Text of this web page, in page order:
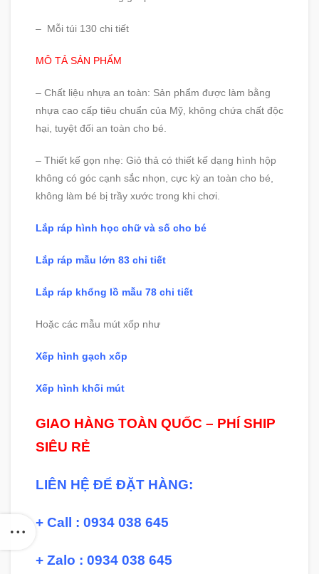
– Mỗi túi 130 chi tiết
MÔ TẢ SẢN PHẨM
– Chất liệu nhựa an toàn: Sản phẩm được làm bằng
nhựa cao cấp tiêu chuẩn của Mỹ, không chứa chất độc
hại, tuyệt đối an toàn cho bé.
– Thiết kế gọn nhẹ: Giỏ thả có thiết kế dạng hình hộp
không có góc cạnh sắc nhọn, cực kỳ an toàn cho bé,
không làm bé bị trầy xước trong khi chơi.
Lắp ráp hình học chữ và số cho bé
Lắp ráp mẫu lớn 83 chi tiết
Lắp ráp khổng lồ mẫu 78 chi tiết
Hoặc các mẫu mút xốp như
Xếp hình gạch xốp
Xếp hình khối mút
GIAO HÀNG TOÀN QUỐC – PHÍ SHIP
SIÊU RẺ
LIÊN HỆ ĐỂ ĐẶT HÀNG:
+ Call : 0934 038 645
+ Zalo : 0934 038 645